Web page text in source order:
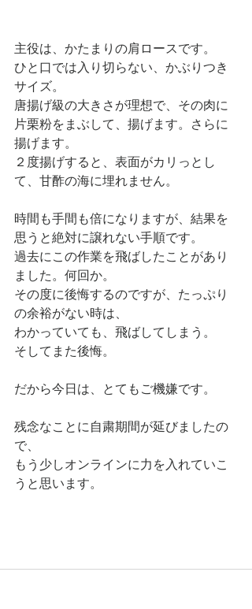
主役は、かたまりの肩ロースです。
ひと口では入り切らない、かぶりつき
サイズ。
唐揚げ級の大きさが理想で、その肉に
片栗粉をまぶして、揚げます。さらに
揚げます。
２度揚げすると、表面がカリっとし
て、甘酢の海に埋れません。
時間も手間も倍になりますが、結果を
思うと絶対に譲れない手順です。
過去にこの作業を飛ばしたことがあり
ました。何回か。
その度に後悔するのですが、たっぷり
の余裕がない時は、
わかっていても、飛ばしてしまう。
そしてまた後悔。
だから今日は、とてもご機嫌です。
残念なことに自粛期間が延びましたの
で、
もう少しオンラインに力を入れていこ
うと思います。